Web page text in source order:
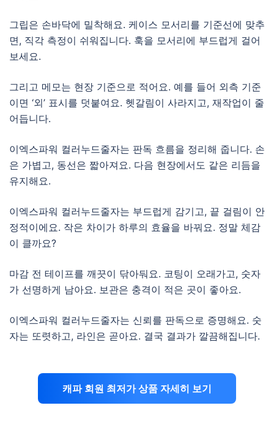
그립은 손바닥에 밀착해요. 케이스 모서리를 기준선에 맞추
면, 직각 측정이 쉬워집니다. 훅을 모서리에 부드럽게 걸어
보세요.
그리고 메모는 현장 기준으로 적어요. 예를 들어 외측 기준
이면 ‘외’ 표시를 덧붙여요. 헷갈림이 사라지고, 재작업이 줄
어듭니다.
이엑스파워 컬러누드줄자는 판독 흐름을 정리해 줍니다. 손
은 가볍고, 동선은 짧아져요. 다음 현장에서도 같은 리듬을
유지해요.
이엑스파워 컬러누드줄자는 부드럽게 감기고, 끝 걸림이 안
정적이에요. 작은 차이가 하루의 효율을 바꿔요. 정말 체감
이 클까요?
마감 전 테이프를 깨끗이 닦아둬요. 코팅이 오래가고, 숫자
가 선명하게 남아요. 보관은 충격이 적은 곳이 좋아요.
이엑스파워 컬러누드줄자는 신뢰를 판독으로 증명해요. 숫
자는 또렷하고, 라인은 곧아요. 결국 결과가 깔끔해집니다.
캐파 회원 최저가 상품 자세히 보기